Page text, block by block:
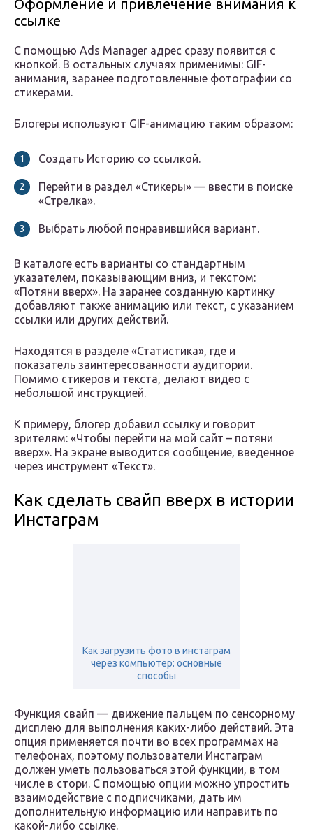
Оформление и привлечение внимания к
ссылке
С помощью Ads Manager адрес сразу появится с
кнопкой. В остальных случаях применимы: GIF-
анимания, заранее подготовленные фотографии со
стикерами.
Блогеры используют GIF-анимацию таким образом:
Создать Историю со ссылкой.
Перейти в раздел «Стикеры» — ввести в поиске
«Стрелка».
Выбрать любой понравившийся вариант.
В каталоге есть варианты со стандартным
указателем, показывающим вниз, и текстом:
«Потяни вверх». На заранее созданную картинку
добавляют также анимацию или текст, с указанием
ссылки или других действий.
Находятся в разделе «Статистика», где и
показатель заинтересованности аудитории.
Помимо стикеров и текста, делают видео с
небольшой инструкцией.
К примеру, блогер добавил ссылку и говорит
зрителям: «Чтобы перейти на мой сайт – потяни
вверх». На экране выводится сообщение, введенное
через инструмент «Текст».
Как сделать свайп вверх в истории
Инстаграм
Как загрузить фото в инстаграм
через компьютер: основные
способы
Функция свайп — движение пальцем по сенсорному
дисплею для выполнения каких-либо действий. Эта
опция применяется почти во всех программах на
телефонах, поэтому пользователи Инстаграм
должен уметь пользоваться этой функции, в том
числе в стори. С помощью опции можно упростить
взаимодействие с подписчиками, дать им
дополнительную информацию или направить по
какой-либо ссылке.